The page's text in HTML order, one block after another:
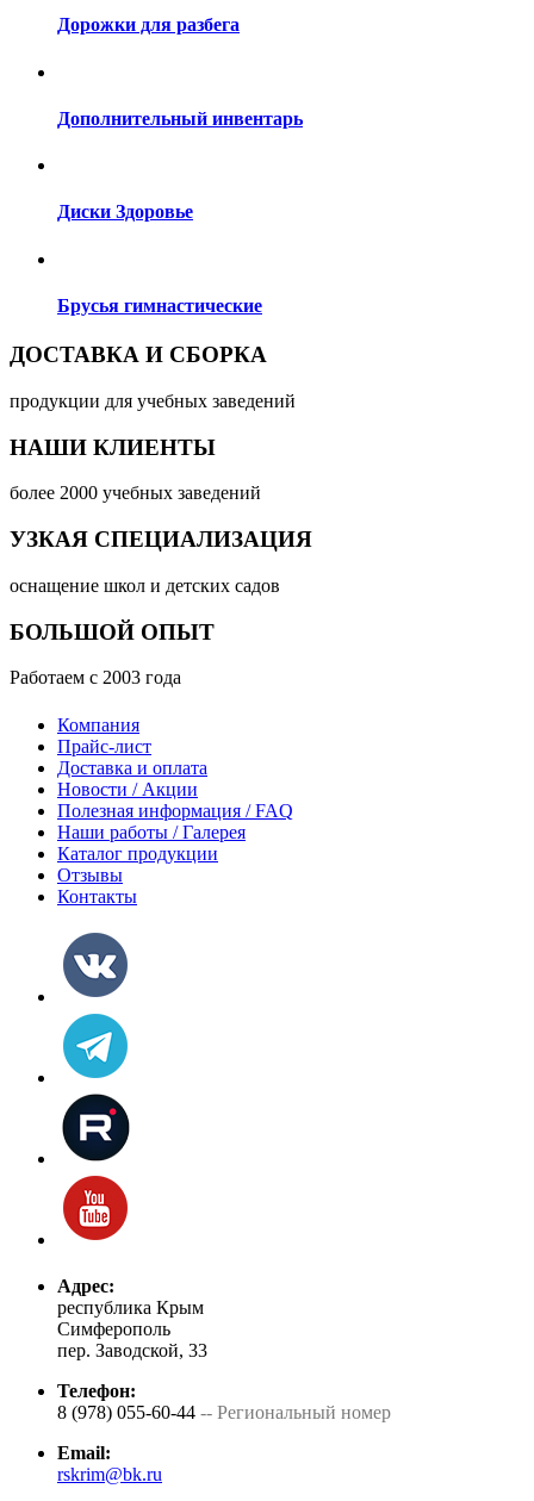
Дорожки для разбега
Дополнительный инвентарь
Диски Здоровье
Брусья гимнастические
ДОСТАВКА И СБОРКА
продукции для учебных заведений
НАШИ КЛИЕНТЫ
более 2000 учебных заведений
УЗКАЯ СПЕЦИАЛИЗАЦИЯ
оснащение школ и детских садов
БОЛЬШОЙ ОПЫТ
Работаем с 2003 года
Компания
Прайс-лист
Доставка и оплата
Новости / Акции
Полезная информация / FAQ
Наши работы / Галерея
Каталог продукции
Отзывы
Контакты
Адрес:
республика Крым
Симферополь
пер. Заводской, 33
Телефон:
8 (978) 055-60-44 -- Региональный номер
Email:
rskrim@bk.ru